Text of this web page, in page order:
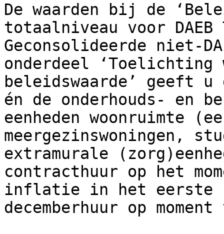
De waarden bij de
totaalniveau voor
Geconsolideerde niet-
onderdeel ‘Toelichting
beleidswaarde’ geeft
én de onderhouds- en
eenheden woonruimte
meergezinswoningen,
extramurale
contracthuur op het
inflatie in het eerste
decemberhuur op